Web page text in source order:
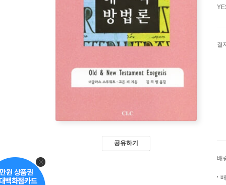
공유하기
결
배